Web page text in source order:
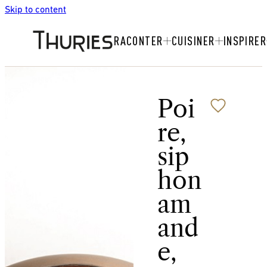
Skip to content
RACONTER CUISINER INSPIRER
Poi
re,
sip
hon
am
and
e,